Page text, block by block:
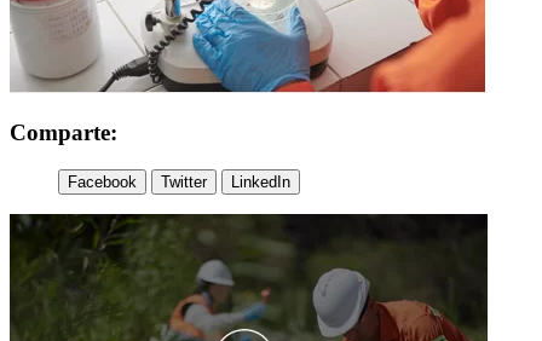
Comparte:
Facebook Twitter LinkedIn